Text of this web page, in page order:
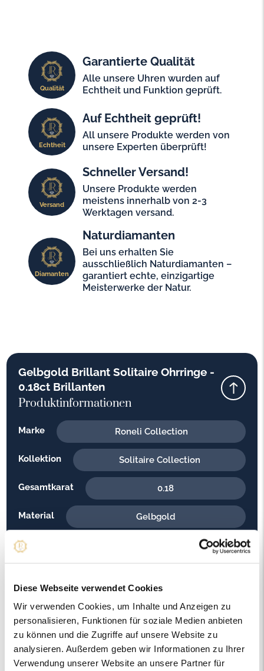
Diese Webseite verwendet Cookies
Wir verwenden Cookies, um Inhalte und Anzeigen zu
personalisieren, Funktionen für soziale Medien anbieten
zu können und die Zugriffe auf unsere Website zu
analysieren. Außerdem geben wir Informationen zu Ihrer
Verwendung unserer Website an unsere Partner für
Qualität
Garantierte Qualität
Alle unsere Uhren wurden auf
Echtheit und Funktion geprüft.
Echtheit
Auf Echtheit geprüft!
All unsere Produkte werden von
unsere Experten überprüft!
Versand
Schneller Versand!
Unsere Produkte werden
meistens innerhalb von 2-3
Werktagen versand.
Diamanten
Naturdiamanten
Bei uns erhalten Sie
ausschließlich Naturdiamanten –
garantiert echte, einzigartige
Meisterwerke der Natur.
Gelbgold Brillant Solitaire Ohrringe -
0.18ct Brillanten
Produktinformationen
Marke Roneli Collection
Kollektion Solitaire Collection
Gesamtkarat 0.18
Material Gelbgold
Feingehalt
Steinfarbe G - Feines Weiss
Steinqualität VS2
Edelsteinfarbe Diamant